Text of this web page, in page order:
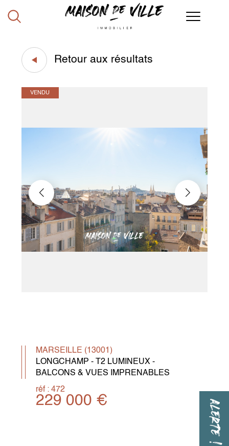
ALERTE !
Retour aux résultats
VENDU
MARSEILLE (13001)
LONGCHAMP - T2 LUMINEUX -
BALCONS & VUES IMPRENABLES
réf : 472
229 000 €